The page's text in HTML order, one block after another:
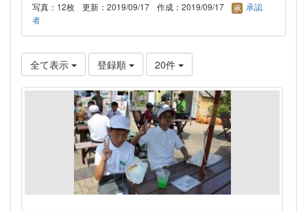
写真：12枚 更新：2019/09/17 作成：2019/09/17
承認
者
全て表示 登録順 20件